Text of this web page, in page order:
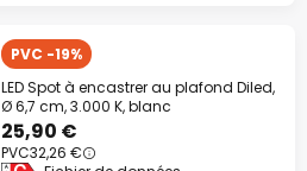
PVC -19%
LED Spot à encastrer au plafond Diled,
Ø 6,7 cm, 3.000 K, blanc
25,90 €
PVC32,26 €